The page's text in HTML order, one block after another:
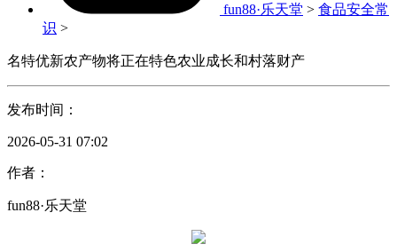
fun88·乐天堂 > 食品安全常
识 >
名特优新农产物将正在特色农业成长和村落财产
发布时间：
2026-05-31 07:02
作者：
fun88·乐天堂